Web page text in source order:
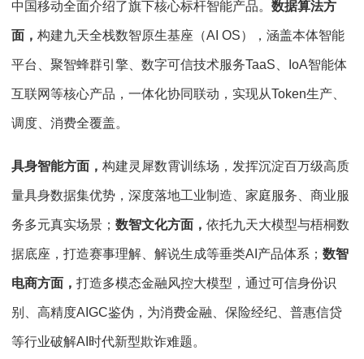
中国移动全面介绍了旗下核心标杆智能产品。 数据算法方
面， 构建九天全栈数智原生基座（AI OS），涵盖本体智能
平台、聚智蜂群引擎、数字可信技术服务TaaS、IoA智能体
互联网等核心产品，一体化协同联动，实现从Token生产、
调度、消费全覆盖。
具身智能方面， 构建灵犀数霄训练场，发挥沉淀百万级高质
量具身数据集优势，深度落地工业制造、家庭服务、商业服
务多元真实场景； 数智文化方面， 依托九天大模型与梧桐数
据底座，打造赛事理解、解说生成等垂类AI产品体系； 数智
电商方面， 打造多模态金融风控大模型，通过可信身份识
别、高精度AIGC鉴伪，为消费金融、保险经纪、普惠信贷
等行业破解AI时代新型欺诈难题。